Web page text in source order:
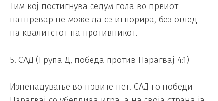
Тим кој постигнува седум гола во првиот
натпревар не може да се игнорира, без оглед
на квалитетот на противникот.
5. САД (Група Д, победа против Парагвај 4:1)
Изненадување во првите пет. САД го победи